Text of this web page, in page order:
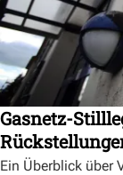
Gasnetz-
Ein Überblick über